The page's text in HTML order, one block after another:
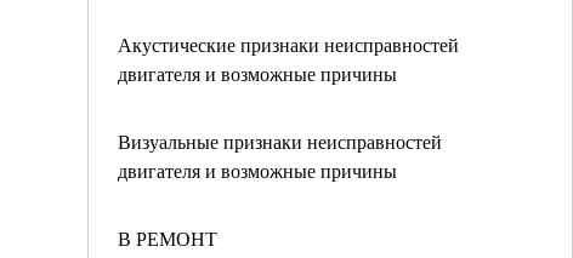
Акустические признаки неисправностей
двигателя и возможные причины
Визуальные признаки неисправностей
двигателя и возможные причины
В РЕМОНТ